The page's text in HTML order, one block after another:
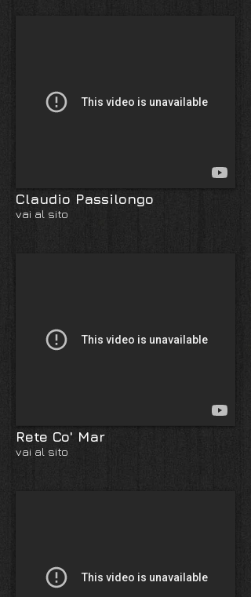
Claudio Passilongo
vai al sito
Rete Co' Mar
vai al sito